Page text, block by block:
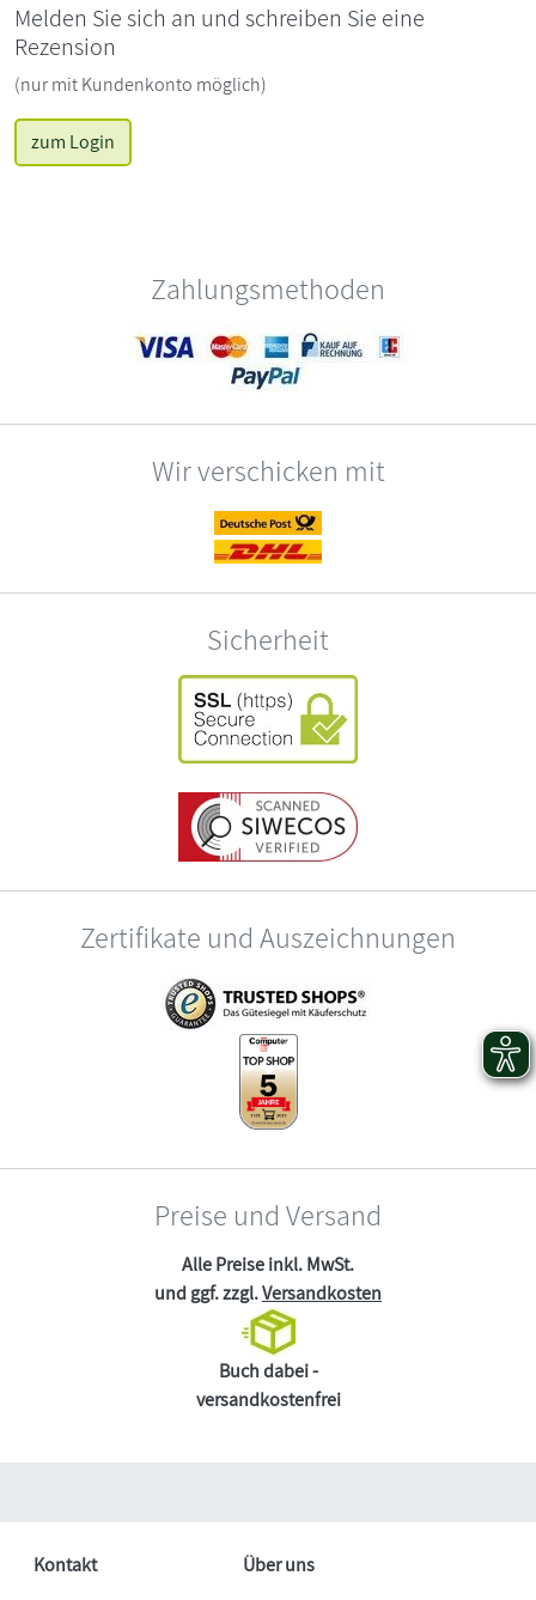
Melden Sie sich an und schreiben Sie eine
Rezension
(nur mit Kundenkonto möglich)
zum Login
Zahlungsmethoden
Wir verschicken mit
Sicherheit
Zertifikate und Auszeichnungen
Preise und Versand
Alle Preise inkl. MwSt.
und ggf. zzgl.Versandkosten
Buch dabei -
versandkostenfrei
Kontakt
Über uns